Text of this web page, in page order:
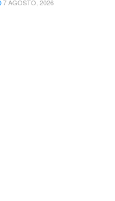
7 AGOSTO, 2026